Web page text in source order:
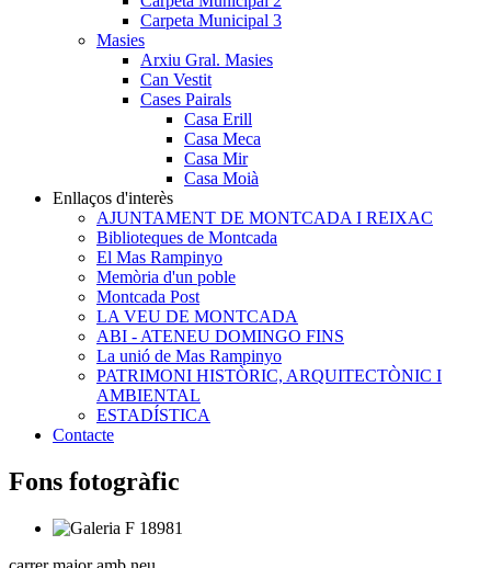
Carpeta Municipal 3
Masies
Arxiu Gral. Masies
Can Vestit
Cases Pairals
Casa Erill
Casa Meca
Casa Mir
Casa Moià
Enllaços d'interès
AJUNTAMENT DE MONTCADA I REIXAC
Biblioteques de Montcada
El Mas Rampinyo
Memòria d'un poble
Montcada Post
LA VEU DE MONTCADA
ABI - ATENEU DOMINGO FINS
La unió de Mas Rampinyo
PATRIMONI HISTÒRIC, ARQUITECTÒNIC I
AMBIENTAL
ESTADÍSTICA
Contacte
Fons fotogràfic